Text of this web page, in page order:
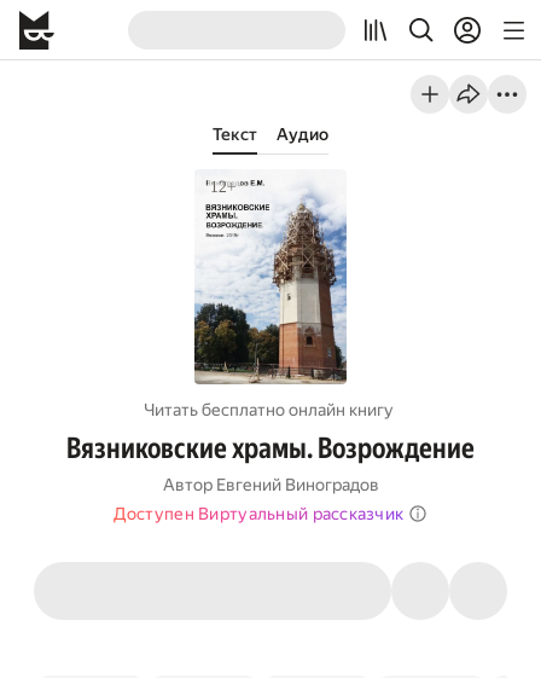
Текст Аудио
Читать бесплатно онлайн книгу
Вязниковские храмы. Возрождение
Автор Евгений Виноградов
Доступен Виртуальный рассказчик